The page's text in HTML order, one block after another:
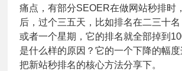
痛点，有部分SEOER在做网站秒排时
后，过个三五天，比如排名在二三十
或者一个星期，它的排名就全部掉到
是什么样的原因？它的一个下降的幅
把新站秒排名的核心方法分享下。